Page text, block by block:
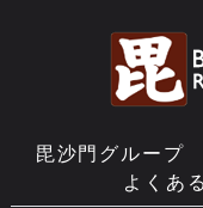
毘沙門グループ
よくあ